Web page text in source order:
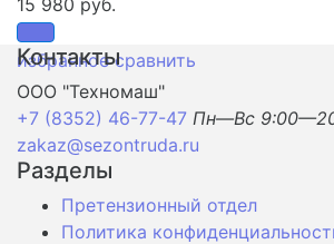
избранное сравнить
Контакты
ООО "Техномаш"
+7 (8352) 46-77-47 Пн—Вс
zakaz@sezontruda.ru
Разделы
Претензионный отдел
Политика